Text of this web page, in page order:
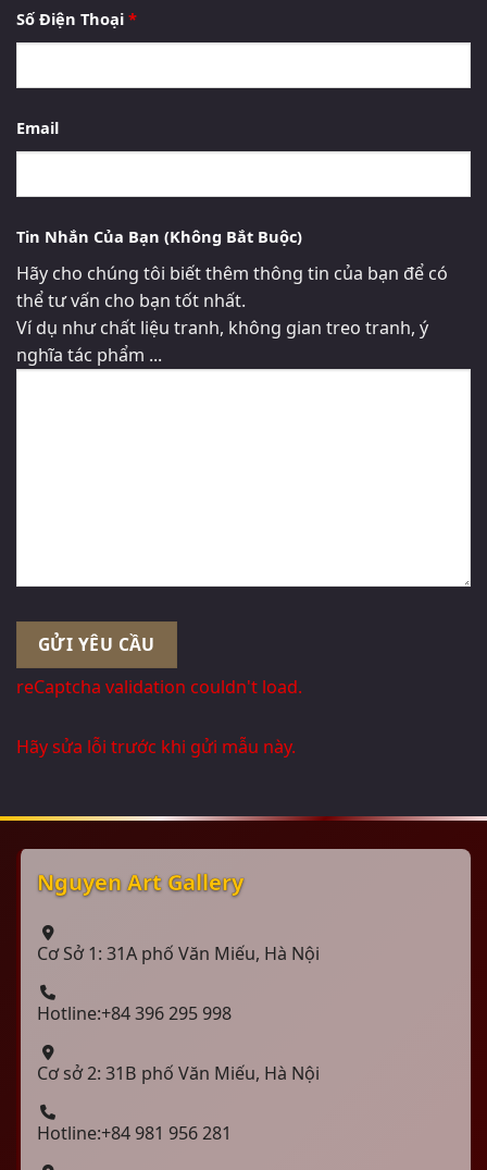
Số Điện Thoại *
Email
Tin Nhắn Của Bạn (Không Bắt Buộc)
Hãy cho chúng tôi biết thêm thông tin của bạn để có
thể tư vấn cho bạn tốt nhất.
Ví dụ như chất liệu tranh, không gian treo tranh, ý
nghĩa tác phẩm ...
reCaptcha validation couldn't load.
Hãy sửa lỗi trước khi gửi mẫu này.
Nguyen Art Gallery
Cơ Sở 1: 31A phố Văn Miếu, Hà Nội
Hotline:+84 396 295 998
Cơ sở 2: 31B phố Văn Miếu, Hà Nội
Hotline:+84 981 956 281